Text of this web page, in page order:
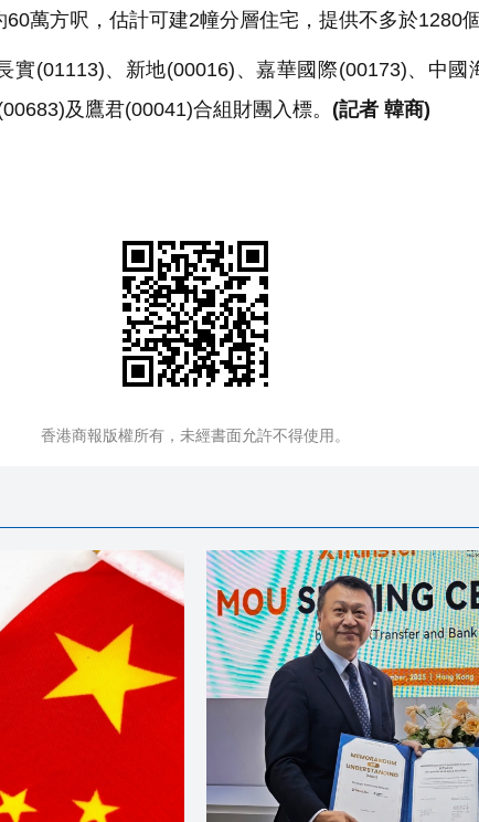
萬方呎，估計可建2幢分層住宅，提供不多於1280
(01113)、新地(00016)、嘉華國際(00173)、中國
及鷹君(00041)合組財團入標。 (記者 韓商)
香港商報版權所有，未經書面允許不得使用。